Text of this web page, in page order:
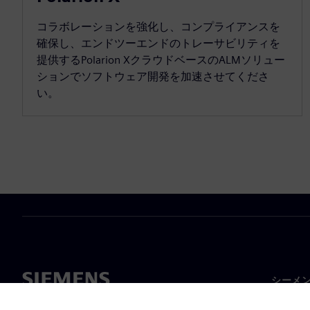
コラボレーションを強化し、コンプライアンスを
確保し、エンドツーエンドのトレーサビリティを
提供するPolarion XクラウドベースのALMソリュー
ションでソフトウェア開発を加速させてくださ
い。
シーメ